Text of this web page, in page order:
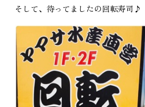
そして、待ってましたの回転寿司♪